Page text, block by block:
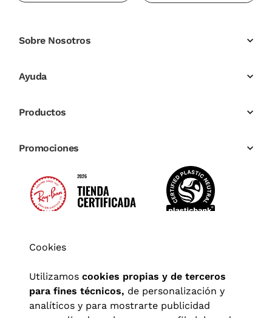
Sobre Nosotros
Ayuda
Productos
Promociones
Cookies
Utilizamos cookies propias y de terceros
para fines técnicos, de personalización y
analíticos y para mostrarte publicidad